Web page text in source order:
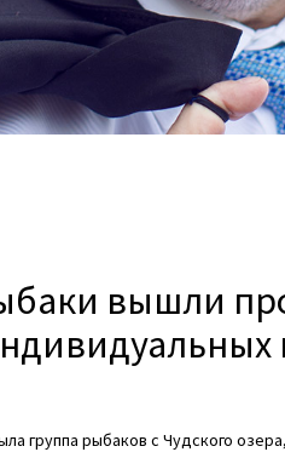
вышли
группа рыбаков с Чудского